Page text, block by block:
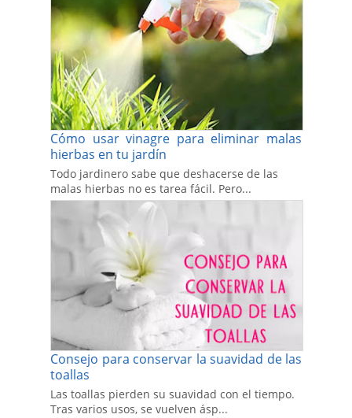
Cómo usar vinagre para eliminar malas
hierbas en tu jardín
Todo jardinero sabe que deshacerse de las
malas hierbas no es tarea fácil. Pero...
Consejo para conservar la suavidad de las
toallas
Las toallas pierden su suavidad con el tiempo.
Tras varios usos, se vuelven ásp...